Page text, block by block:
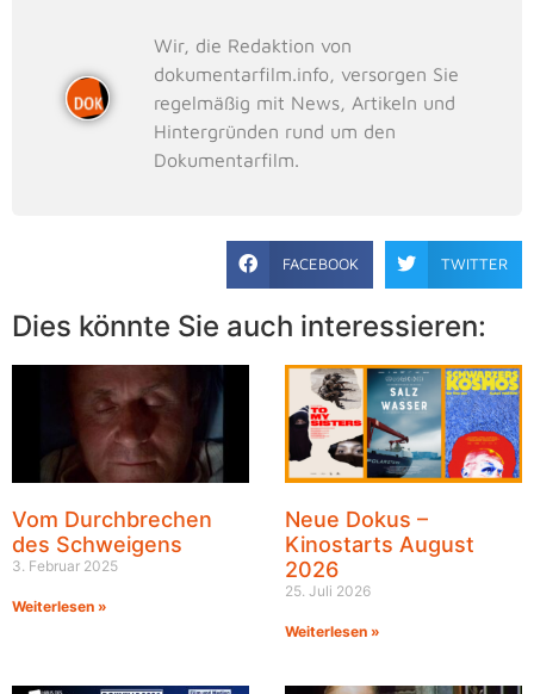
Wir, die Redaktion von
dokumentarfilm.info, versorgen Sie
regelmäßig mit News, Artikeln und
Hintergründen rund um den
Dokumentarfilm.
FACEBOOK TWITTER
Dies könnte Sie auch interessieren:
Vom Durchbrechen
des Schweigens
3. Februar 2025
Weiterlesen »
Neue Dokus –
Kinostarts August
2026
25. Juli 2026
Weiterlesen »